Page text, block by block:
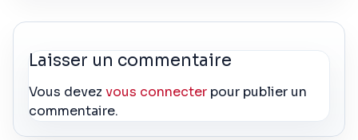
Laisser un commentaire
Vous devezvous connecter pour publier un
commentaire.